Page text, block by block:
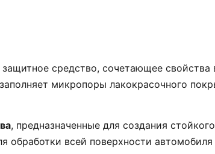
средство, сочетающее
микропоры лакокрасочного
, предназначенные для создания
обработки всей поверхности